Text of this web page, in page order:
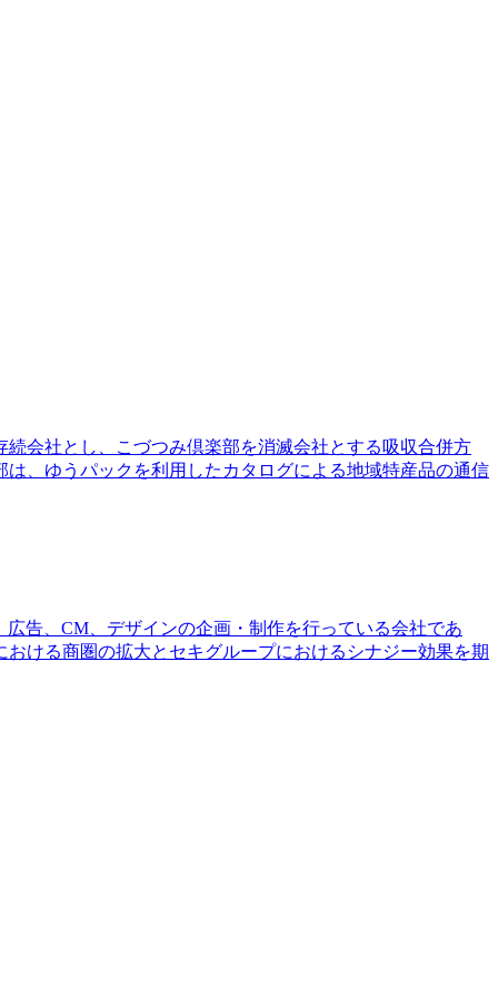
会社とし、こづつみ倶楽部を消滅会社とする吸収合併方
、ゆうパックを利用したカタログによる地域特産品の通信
告、CM、デザインの企画・制作を行っている会社であ
ける商圏の拡大とセキグループにおけるシナジー効果を期